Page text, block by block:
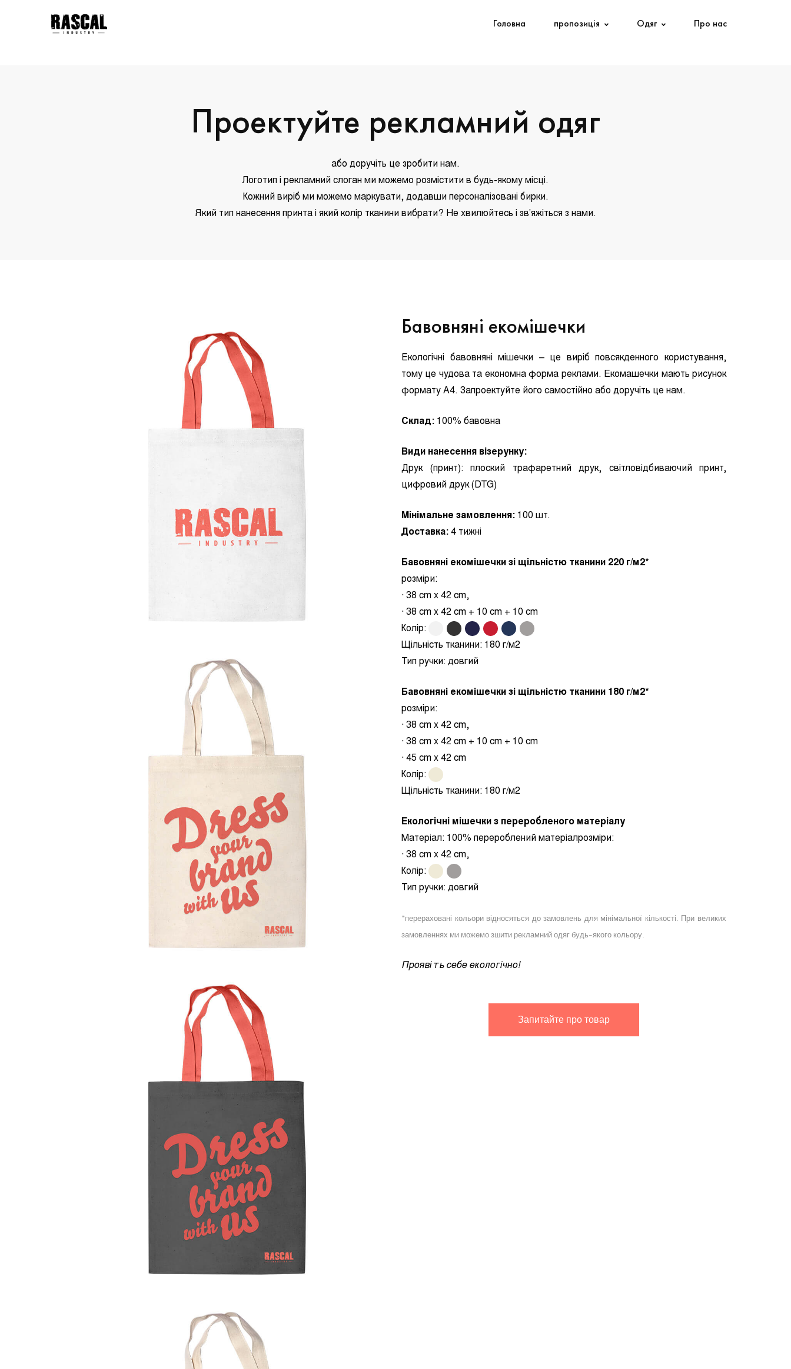
Головна пропозиція Одяг Про нас
Проектуйте рекламний одяг
або доручіть це зробити нам.
Логотип і рекламний слоган ми можемо розмістити в будь-якому місці.
Кожний виріб ми можемо маркувати, додавши персоналізовані бирки.
Який тип нанесення принта і який колір тканини вибрати? Не хвилюйтесь і зв’яжіться з нами.
Бавовняні екомішечки
Екологічні бавовняні мішечки – це виріб повсякденного користування,
тому це чудова та економна форма реклами. Екомашечки мають рисунок
формату А4. Запроектуйте його самостійно або доручіть це нам.
Склад: 100% бавовна
Види нанесення візерунку:
Друк (принт): плоский трафаретний друк, світловідбиваючий принт,
цифровий друк (DTG)
Мінімальне замовлення: 100 шт.
Доставка: 4 тижні
Бавовняні екомішечки зі щільністю тканини 220 г/м2*
розміри:
· 38 cm x 42 cm,
· 38 cm x 42 cm + 10 cm + 10 cm
Колір:
Щільність тканини: 180 г/м2
Тип ручки: довгий
Бавовняні екомішечки зі щільністю тканини 180 г/м2*
розміри:
· 38 cm x 42 cm,
· 38 cm x 42 cm + 10 cm + 10 cm
· 45 cm x 42 cm
Колір:
Щільність тканини: 180 г/м2
Екологічні мішечки з переробленого матеріалу
Матеріал: 100% перероблений матеріалрозміри:
· 38 cm x 42 cm,
Колір:
Тип ручки: довгий
*перераховані кольори відносяться до замовлень для мінімальної кількості. При великих
замовленнях ми можемо зшити рекламний одяг будь-якого кольору.
Проявітьсебе екологічно!
Запитайте про товар